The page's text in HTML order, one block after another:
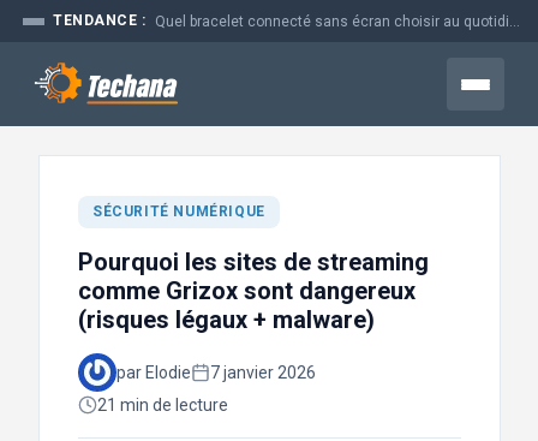
Aller
contenu
TENDANCE :
Menu
SÉCURITÉ NUMÉRIQUE
Pourquoi les sites de streaming
comme Grizox sont dangereux
(risques légaux + malware)
par Elodie
7 janvier 2026
21 min de lecture